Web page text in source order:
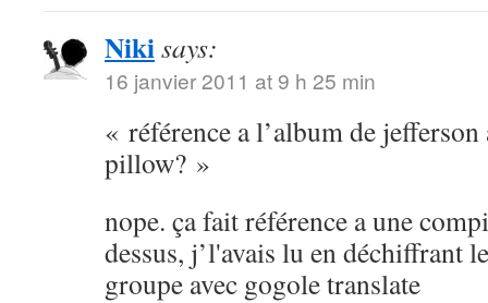
Nikisays:
16 janvier 2011 at 9 h 25 min
« référence a l’album de
pillow? »
nope. ça fait référence a une
dessus, j’l'avais lu en déchiffrant
groupe avec gogole translate